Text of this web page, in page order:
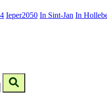
Ieper2050 In Sint-Jan In